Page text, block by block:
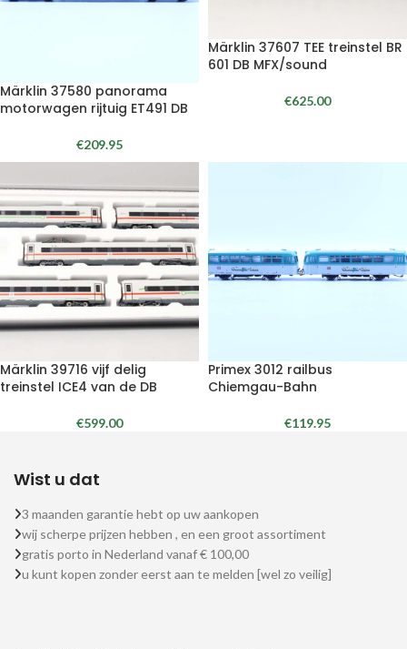
Märklin 37580 panorama
motorwagen rijtuig ET491 DB
€209.95
Märklin 37607 TEE treinstel BR
601 DB MFX/sound
€625.00
Märklin 39716 vijf delig
treinstel ICE4 van de DB
€599.00
Primex 3012 railbus
Chiemgau-Bahn
€119.95
Wist u dat
3 maanden garantie hebt op uw aankopen
wij scherpe prijzen hebben , en een groot assortiment
gratis porto in Nederland vanaf € 100,00
u kunt kopen zonder eerst aan te melden [wel zo veilig]